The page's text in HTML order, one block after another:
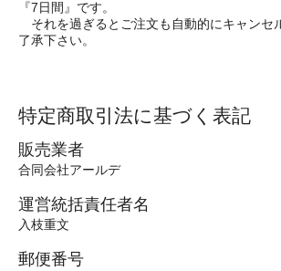
『7日間』です。
それを過ぎるとご注文も自動的にキャンセ
了承下さい。
特定商取引法に基づく表記
販売業者
合同会社アールデ
運営統括責任者名
入枝重文
郵便番号